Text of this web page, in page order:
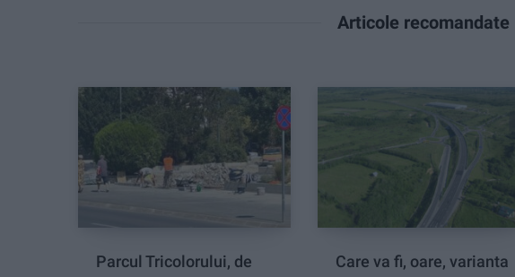
Articole recomandate
Parcul Tricolorului, de
Care va fi, oare, varianta